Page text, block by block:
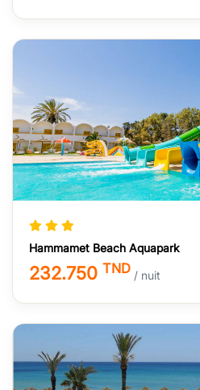
Hammamet Beach Aquapark
232.750 TND / nuit